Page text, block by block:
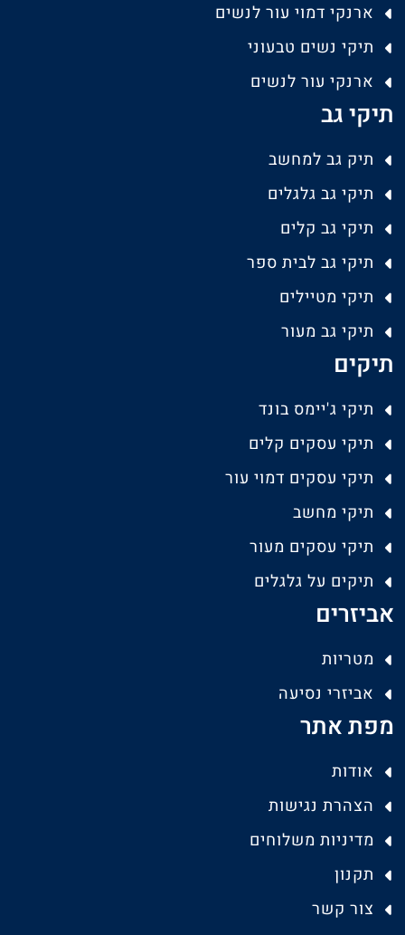
ארנקי דמוי עור לנשים
תיקי נשים טבעוני
ארנקי עור לנשים
תיקי גב
תיק גב למחשב
תיקי גב גלגלים
תיקי גב קלים
תיקי גב לבית ספר
תיקי מטיילים
תיקי גב מעור
תיקים
תיקי ג'יימס בונד
תיקי עסקים קלים
תיקי עסקים דמוי עור
תיקי מחשב
תיקי עסקים מעור
תיקים על גלגלים
אביזרים
מטריות
אביזרי נסיעה
מפת אתר
אודות
הצהרת נגישות
מדיניות משלוחים
תקנון
צור קשר